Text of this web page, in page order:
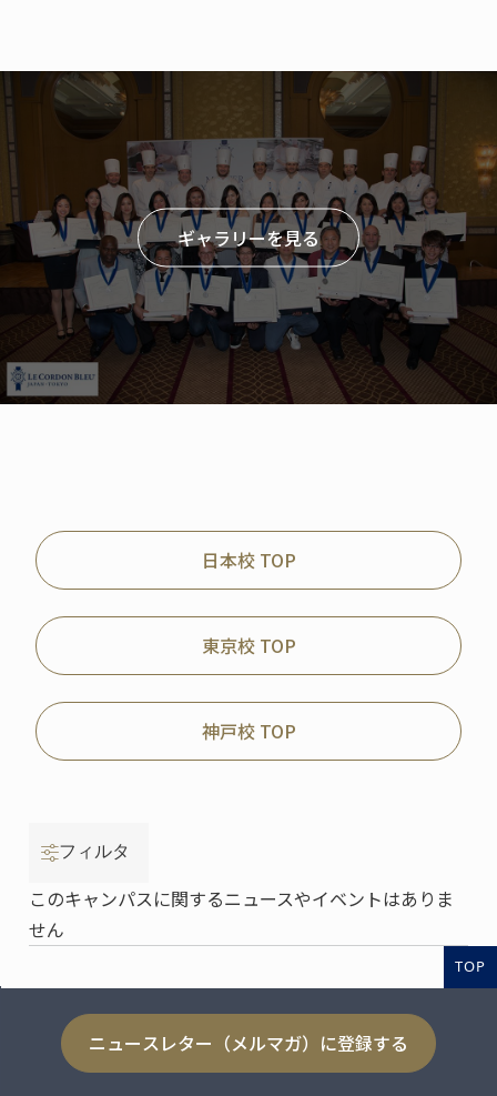
ギャラリーを見る
日本校 TOP
東京校 TOP
神戸校 TOP
フィルタ
このキャンパスに関するニュースやイベントはありま
せん
TOP
ニュースレター（メルマガ）に登録する